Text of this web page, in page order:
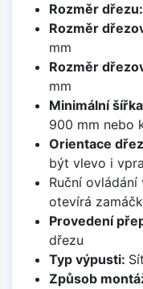
Rozměr dřezu:
Rozměr
mm
Rozměr
mm
Minimální
900 mm nebo
Orientace
být vlevo i
Ruční
otevírá
Provedení
dřezu
Typ výpusti:
Způsob